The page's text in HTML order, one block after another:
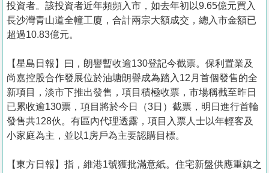
投資者。該投資者近年頻頻入市，如去年初以9.65億元買入
長沙灣青山道全幢工廈，合計兩宗大額成交，總入市金額已
超過10.83億元。
【星島日報】曰，朗譽暫收逾130登記今截票。保利置業及
尚嘉控股合作發展位於油塘朗譽成為踏入12月首個發售的全
新項目，淡市下推出發售，項目積極收票，市場稱截至昨日
已累收逾130票，項目將於今日（3日）截票，明日進行首輪
發售共128伙。有區內代理透露，項目入票人士以年輕客及
小家庭為主，並以1房戶為主要認購目標。
【東方日報】指，維港1號獲批滿意紙。住宅新盤供應重鎮之